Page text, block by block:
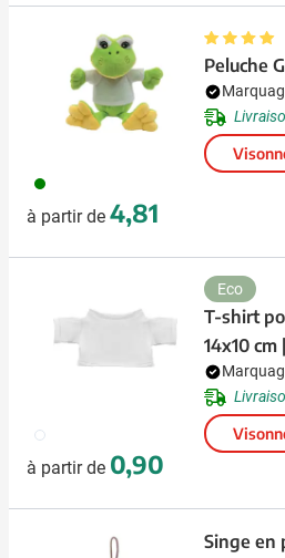
004
à partir de 4,81
Peluche
002
à partir de 0,90
Eco
T-shirt
14x10 cm
Singe en